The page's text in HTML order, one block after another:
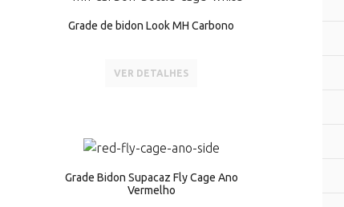
Grade de bidon Look MH Carbono
VER DETALHES
Grade Bidon Supacaz Fly Cage Ano
Vermelho